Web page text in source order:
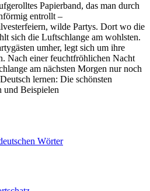
Papierband, das man durch
entrollt –
wilde Partys. Dort wo die
sich die Luftschlange am wohlsten.
umher, legt sich um ihre
Nach einer feuchtfröhlichen Nacht
am nächsten Morgen nur noch
lernen: Die schönsten
und Beispielen